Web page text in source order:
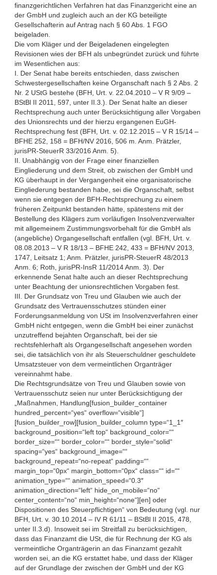
finanzgerichtlichen Verfahren hat das Finanzgericht eine an
der GmbH und zugleich auch an der KG beteiligte
Gesellschafterin auf Antrag nach § 60 Abs. 1 FGO
beigeladen.
Die vom Kläger und der Beigeladenen eingelegten
Revisionen wies der BFH als unbegründet zurück und führte
im Wesentlichen aus:
I. Der Senat habe bereits entschieden, dass zwischen
Schwestergesellschaften keine Organschaft nach § 2 Abs. 2
Nr. 2 UStG bestehe (BFH, Urt. v. 22.04.2010 – V R 9/09 –
BStBl II 2011, 597, unter II.3.). Der Senat halte an dieser
Rechtsprechung auch unter Berücksichtigung aller Vorgaben
des Unionsrechts und der hierzu ergangenen EuGH-
Rechtsprechung fest (BFH, Urt. v. 02.12.2015 – V R 15/14 –
BFHE 252, 158 = BFH/NV 2016, 506 m. Anm. Prätzler,
jurisPR-SteuerR 33/2016 Anm. 5).
II. Unabhängig von der Frage einer finanziellen
Eingliederung und dem Streit, ob zwischen der GmbH und
KG überhaupt in der Vergangenheit eine organisatorische
Eingliederung bestanden habe, sei die Organschaft, selbst
wenn sie entgegen der BFH-Rechtsprechung zu einem
früheren Zeitpunkt bestanden hätte, spätestens mit der
Bestellung des Klägers zum vorläufigen Insolvenzverwalter
mit allgemeinem Zustimmungsvorbehalt für die GmbH als
(angebliche) Organgesellschaft entfallen (vgl. BFH, Urt. v.
08.08.2013 – V R 18/13 – BFHE 242, 433 = BFH/NV 2013,
1747, Leitsatz 1; Anm. Prätzler, jurisPR-SteuerR 48/2013
Anm. 6; Roth, jurisPR-InsR 11/2014 Anm. 3). Der
erkennende Senat halte auch an dieser Rechtsprechung
unter Beachtung der unionsrechtlichen Vorgaben fest.
III. Der Grundsatz von Treu und Glauben wie auch der
Grundsatz des Vertrauensschutzes stünden einer
Forderungsanmeldung von USt im Insolvenzverfahren einer
GmbH nicht entgegen, wenn die GmbH bei einer zunächst
unzutreffend bejahten Organschaft, bei der sie
rechtsfehlerhaft als Organgesellschaft angesehen worden
sei, die tatsächlich von ihr als Steuerschuldner geschuldete
Umsatzsteuer von dem vermeintlichen Organträger
vereinnahmt habe.
Die Rechtsgrundsätze von Treu und Glauben sowie von
Vertrauensschutz seien nur unter Berücksichtigung der
„Maßnahmen, Handlung[fusion_builder_container
hundred_percent=“yes“ overflow=“visible“]
[fusion_builder_row][fusion_builder_column type=“1_1″
background_position=“left top“ background_color=““
border_size=““ border_color=““ border_style=“solid“
spacing=“yes“ background_image=““
background_repeat=“no-repeat“ padding=““
margin_top=“0px“ margin_bottom=“0px“ class=““ id=““
animation_type=““ animation_speed=“0.3″
animation_direction=“left“ hide_on_mobile=“no“
center_content=“no“ min_height=“none“][en] oder
Dispositionen des Steuerpflichtigen“ von Bedeutung (vgl. nur
BFH, Urt. v. 30.10.2014 – IV R 61/11 – BStBl II 2015, 478,
unter II.3.d). Insoweit sei im Streitfall zu berücksichtigen,
dass das Finanzamt die USt, die für Rechnung der KG als
vermeintliche Organträgerin an das Finanzamt gezahlt
worden sei, an die KG erstattet habe, und dass der Kläger
auf der Grundlage der zwischen der GmbH und der KG